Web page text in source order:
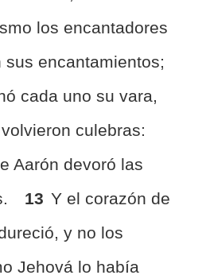
los encantadores
sus encantamientos;
cada uno su vara,
culebras:
Aarón devoró las
13 Y el corazón de
y no los
Jehová lo había